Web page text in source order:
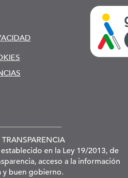
TRANSPARENCIA
en la Ley 19/2013, de
acceso a la información
y buen gobierno.